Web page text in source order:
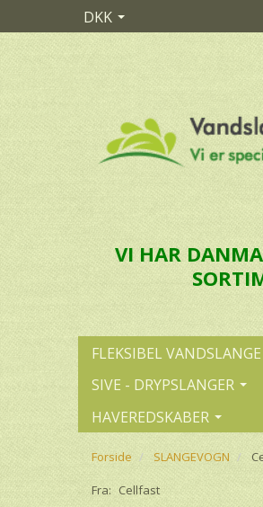
DKK
VI HAR
FLEKSIBEL VANDSLANGE
SIVE - DRYPSLANGER
HAVEREDSKABER
Forside SLANGEVOGN
Fra: Cellfast